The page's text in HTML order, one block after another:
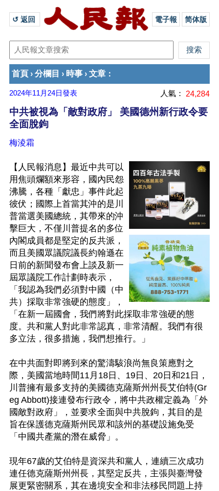
↺ 返回 電子報 简体版
首頁 › 分欄目 › 時事 › 文章 ：
2024年11月24日發表 人氣： 24,284
中共被視為「敵對政府」 美國德州新行政令要
全面脫鉤
梅淩霜
【人民報消息】最近中共可以
用焦頭爛額來形容，國內民怨
沸騰，各種「獻忠」事件此起
彼伏；國際上首當其沖的是川
普當選美國總統，其帶來的沖
擊巨大，不僅川普提名的多位
內閣成員都是堅定的反共派，
而且美國眾議院議長約翰遜在
日前的新聞發布會上談及新一
屆眾議院工作計劃時表示，
「我認為我們必須對中國（中
共）採取非常強硬的態度」，
「在新一屆國會，我們將對此採取非常強硬的態
度。共和黨人對此非常認真，非常清醒。我們有很
多立法，很多措施，我們想推行。」
在中共面對即將到來的驚濤駭浪尚無良策應對之
際，美國當地時間11月18日、19日、20日和21日，
川普擁有最多支持的美國德克薩斯州州長艾伯特(Gr
eg Abbott)接連發布行政令，將中共政權定義為「外
國敵對政府」，並要求全面與中共脫鉤，其目的是
旨在保護德克薩斯州民眾和該州的基礎設施免受
「中國共產黨的潛在威脅」。
現年67歲的艾伯特是資深共和黨人，連續三次成功
連任德克薩斯州州長，其堅定反共，主張與臺灣發
展更緊密關系，其在邊境安全和非法移民問題上持